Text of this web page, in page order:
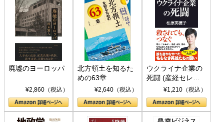
廃墟のヨーロッパ
¥2,860（税込）
北方領土を知るた
めの63章
¥2,640（税込）
ウクライナ企業の
死闘 (産経セレク
ト S 039)¥1,210（税込）